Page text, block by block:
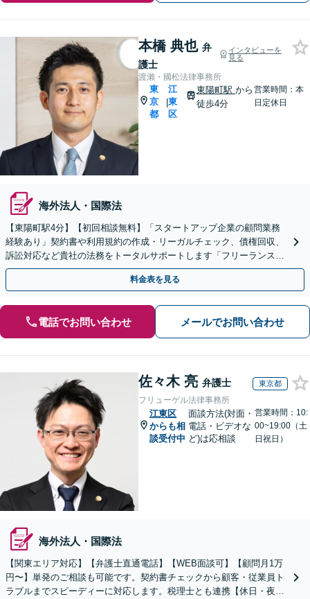
本橋 典也 弁
護士
インタビューを
見る
渡瀨・國松法律事務所
東
京
都
|
江
東
区
東陽町駅 から
徒歩4分
営業時間：本
日定休日
海外法人・国際法
【東陽町駅4分】【初回相談無料】「スタートアップ企業の顧問業務
経験あり」契約書や利用規約の作成・リーガルチェック、債権回収、
訴訟対応など貴社の法務をトータルサポートします「フリーランスの
顧問対応／顧問契約月額1万円～」【休日・夜間相談可】
料金表を見る
電話でお問い合わせ メールでお問い合わせ
佐々木 亮 弁護士 東京都
フリューゲル法律事務所
江東区
からも相
談受付中
面談方法(対面・
電話・ビデオな
ど)は応相談
営業時間：10:
00~19:00（土
日祝日）
海外法人・国際法
【関東エリア対応】【弁護士直通電話】【WEB面談可】【顧問月1万
円〜】単発のご相談も可能です。契約書チェックから顧客・従業員ト
ラブルまでスピーディーに対応します。税理士とも連携【休日・夜